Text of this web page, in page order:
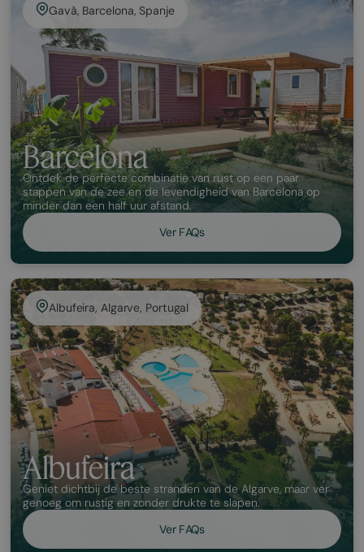
Gavà, Barcelona, Spanje
Barcelona
Ontdek de perfecte combinatie van rust op een paar
stappen van de zee en de levendigheid van Barcelona op
minder dan een half uur afstand.
Ver FAQs
Albufeira, Algarve, Portugal
Albufeira
Geniet dichtbij de beste stranden van de Algarve, maar ver
genoeg om rustig en zonder drukte te slapen.
Ver FAQs